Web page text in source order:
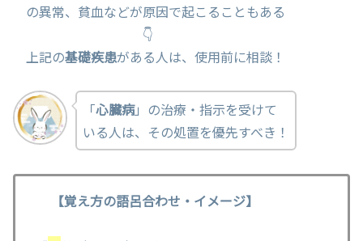
の異常、貧血などが原因で起こることもある
👇
上記の基礎疾患がある人は、使用前に相談！
「心臓病」の治療・指示を受けて
いる人は、その処置を優先すべき！
【覚え方の語呂合わせ・イメージ】